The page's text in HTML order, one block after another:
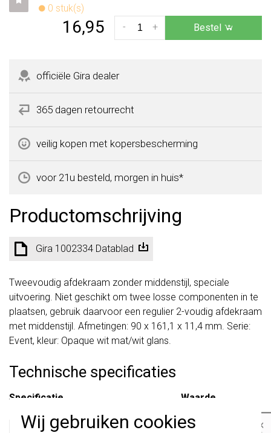
Wij gebruiken cookies
0 stuk(s)
16,95 +
- Bestel
officiële Gira dealer
365 dagen retourrecht
veilig kopen met kopersbescherming
voor 21u besteld, morgen in huis*
Productomschrijving
Gira 1002334 Datablad
Tweevoudig afdekraam zonder middenstijl, speciale
uitvoering. Niet geschikt om twee losse componenten in te
plaatsen, gebruik daarvoor een regulier 2-voudig afdekraam
met middenstijl. Afmetingen: 90 x 161,1 x 11,4 mm. Serie:
Event, kleur: Opaque wit mat/wit glans.
Technische specificaties
Specificatie
Waarde
Halogeenvrij
Ja
×